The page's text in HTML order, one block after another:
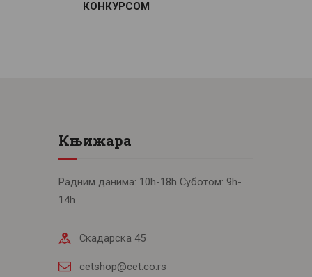
КОНКУРСОМ
Књижара
Радним данима: 10h-18h Суботом: 9h-
14h
Скадарска 45
cetshop@cet.co.rs